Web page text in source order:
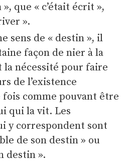
que « c’était écrit »,
».
sens de « destin », il
façon de nier à la
la nécessité pour faire
de l’existence
comme pouvant être
qui la vit. Les
y correspondent sont
de son destin » ou
destin ».